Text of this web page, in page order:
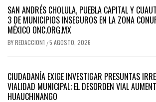
SAN ANDRÉS CHOLULA, PUEBLA CAPITAL Y
3 DE MUNICIPIOS INSEGUROS EN LA ZONA
MÉXICO ONC.ORG.MX
BYREDACCION1 /5 AGOSTO, 2026
CIUDADANÍA EXIGE INVESTIGAR PRESUNTAS
VIALIDAD MUNICIPAL; EL DESORDEN VIAL
HUAUCHINANGO